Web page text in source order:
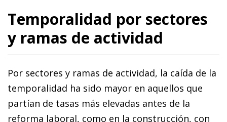
Temporalidad por sectores
y ramas de actividad
Por sectores y ramas de actividad, la caída de la
temporalidad ha sido mayor en aquellos que
partían de tasas más elevadas antes de la
reforma laboral, como en la construcción, con